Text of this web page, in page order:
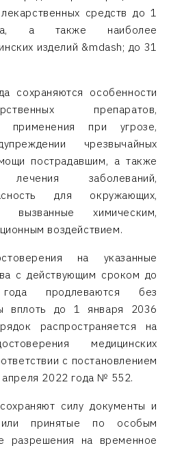
средств до 1
а также наиболее
изделий &mdash; до 31
сохраняются особенности
препаратов,
применения при угрозе,
чрезвычайных
пострадавшим, а также
заболеваний,
для окружающих,
вызванные химическим,
воздействием.
на указанные
с действующим сроком до
продлеваются без
вплоть до 1 января 2036
распространяется на
медицинских
с постановлением
2022 года № 552.
силу документы и
принятые по особым
разрешения на временное